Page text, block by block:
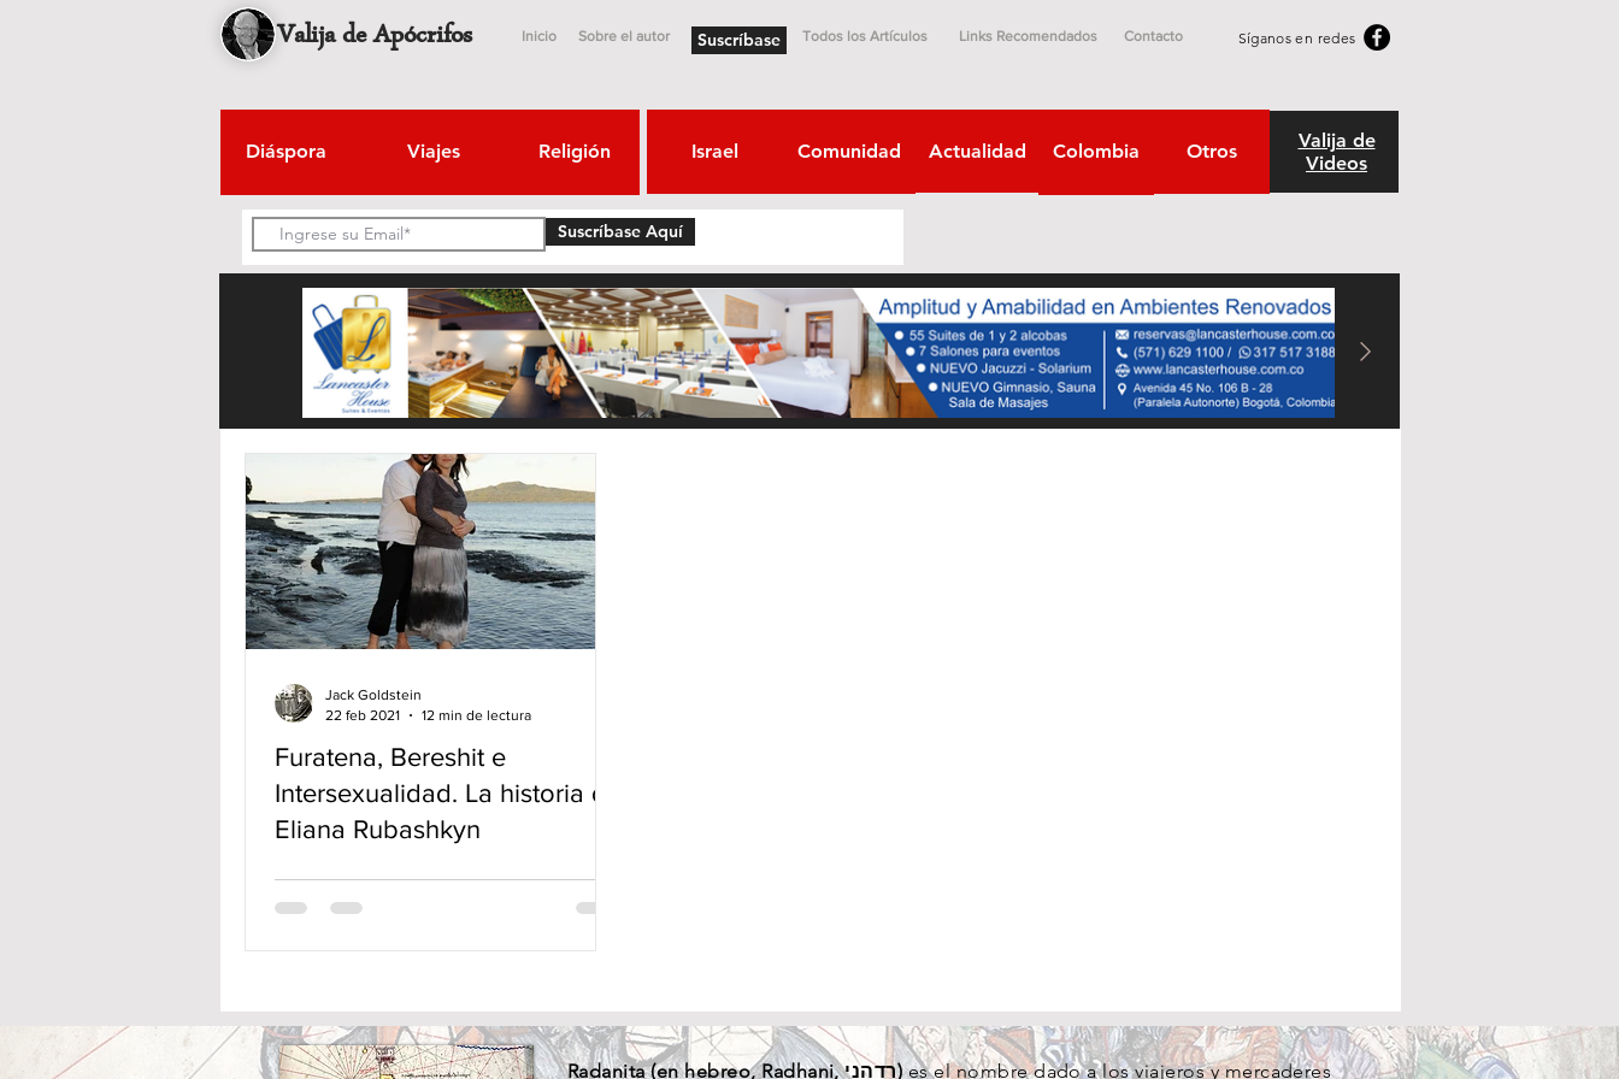
Valija de Apócrifos Inicio Sobre el autor Suscríbase Todos los Artículos Links Recomendados Contacto Síganos en redes
Diáspora Viajes Religión Israel Comunidad Actualidad Colombia Otros
Valija de
Videos
Suscríbase Aquí
Furatena, Bereshit e
Intersexualidad. La historia de
Eliana Rubashkyn
Jack Goldstein
22 feb 2021
12 min de lectura
Radanita (enhebreo , Radhani, רדהני)es el nombre dado a los viajeros y mercaderes